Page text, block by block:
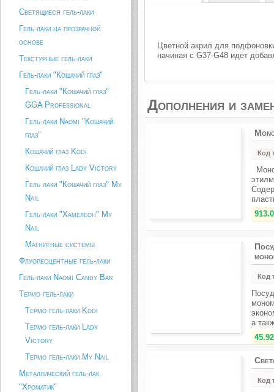
Светящиеся гель-лаки
Гель-лаки на прозрачной
основе
Текстурные гель-лаки
Гель-лаки "Кошачий глаз"
Гель-лаки "Кошачий глаз"
GGA Professional
Гель-лаки Naomi "Кошачий
глаз"
Кошачий глаз Kodi
Кошачий глаз Lady Victory
Гель лаки "Кошачий глаз" My
Nail
Гель-лаки "Хамелеон" My
Nail
Магнитные системы
Флуоресцентные гель-лаки
Гель-лаки Naomi Candy Bar
Термо гель-лаки
Термо гель-лаки Kodi
Термо гель-лаки Lady
Victory
Термо гель-лаки My Nail
Металлический гель-лак
"Хроматик"
Цветной акрил для
начиная с G37-G48 идет
Дополнения и
Код
Код
а
Код